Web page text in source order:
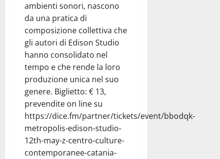
ambienti sonori, nascono
da una pratica di
composizione collettiva che
gli autori di Edison Studio
hanno consolidato nel
tempo e che rende la loro
produzione unica nel suo
genere. Biglietto: € 13,
prevendite on line su
https://dice.fm/partner/tickets/event/bbodqk-
metropolis-edison-studio-
12th-may-z-centro-culture-
contemporanee-catania-